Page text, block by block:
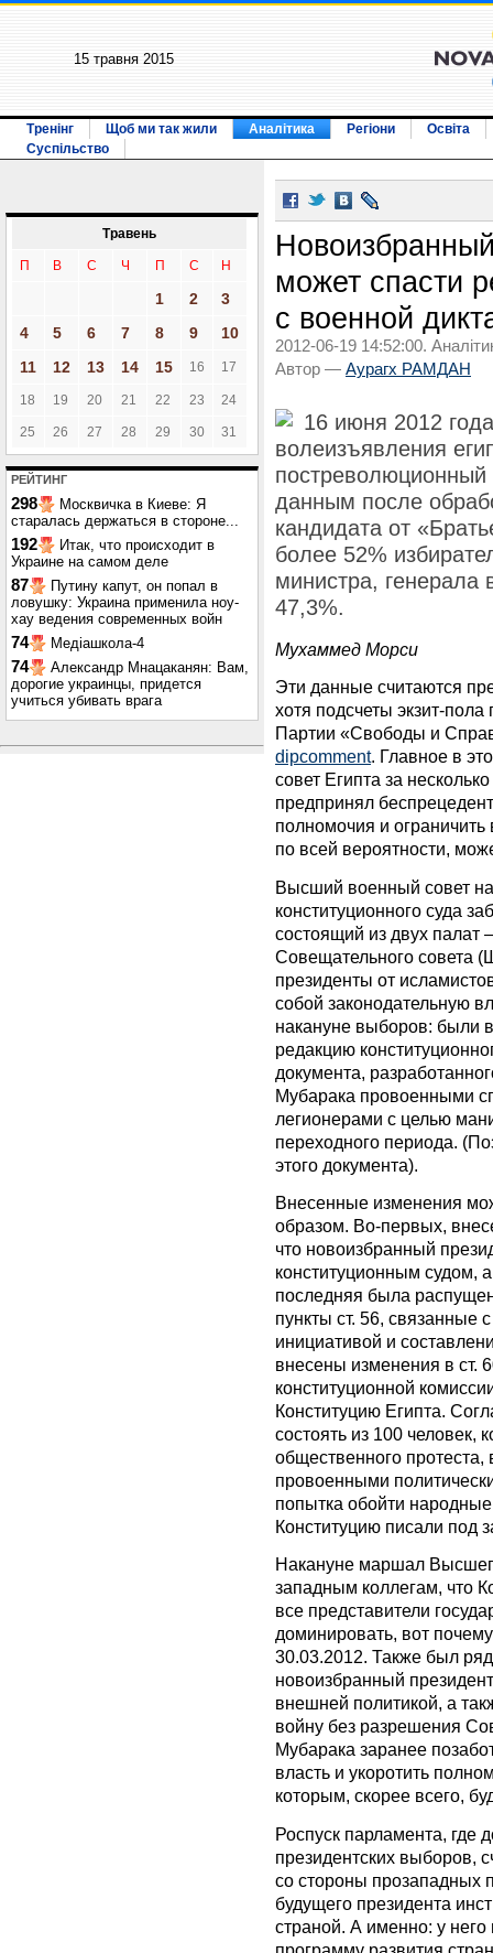
15 травня 2015
Тренінг Щоб ми так жили Аналітика Регіони
Освіта
Суспільство
Травень
П В С Ч П С Н
1 2
3
4
5 6 7 8 9
10
11
12 13 14 15 16 17
18 19 20 21 22 23 24
25 26 27 28 29 30 31
РЕЙТИНГ
298
Москвичка в Киеве: Я
старалась держаться в стороне...
192
Итак, что происходит в
Украине на самом деле
87
Путину капут, он попал в
ловушку: Украина применила ноу-
хау ведения современных войн
74 Медіашкола-4
74
Александр Мнацаканян: Вам,
дорогие украинцы, придется
учиться убивать врага
может спасти
с военной
2012-06-19 14:52:00.
Автор — Аурагх РАМДАН
16 июня 2012
волеизъявления
данным после
кандидата от
более 52%
министра,
47,3%.
Мухаммед Морси
Эти данные считаются
хотя подсчеты экзит-
Партии «Свободы и
dipcomment. Главное в
совет Египта за
предпринял
полномочия и
по всей вероятности,
Высший военный совет
конституционного суда
состоящий из двух палат
Совещательного совета
президенты от
собой законодательную
накануне выборов: были
редакцию
документа,
Мубарака провоенными
легионерами с целью
переходного периода.
этого документа).
Внесенные изменения
образом. Во-первых,
что новоизбранный
конституционным судом,
последняя была
пункты ст. 56, связанные
инициативой и
внесены изменения в ст.
конституционной
Конституцию Египта.
состоять из 100 человек,
общественного
провоенными
попытка обойти
Конституцию писали под
Накануне маршал
западным коллегам, что
все представители
доминировать, вот
30.03.2012. Также был
новоизбранный
внешней политикой, а
войну без разрешения
Мубарака заранее
власть и укоротить
которым, скорее всего,
Роспуск парламента, где
президентских выборов,
со стороны прозападных
будущего президента
страной. А именно: у